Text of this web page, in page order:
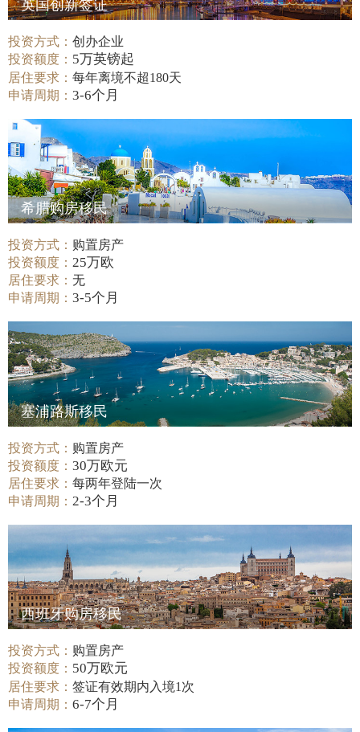
英国创新签证
投资方式：创办企业
投资额度： 5万英镑起
居住要求：每年离境不超180天
申请周期：3-6个月
希腊购房移民
投资方式： 购置房产
投资额度： 25万欧
居住要求：无
申请周期：3-5个月
塞浦路斯移民
投资方式： 购置房产
投资额度：30万欧元
居住要求：每两年登陆一次
申请周期： 2-3个月
西班牙购房移民
投资方式： 购置房产
投资额度： 50万欧元
居住要求：签证有效期内入境1次
申请周期：6-7个月